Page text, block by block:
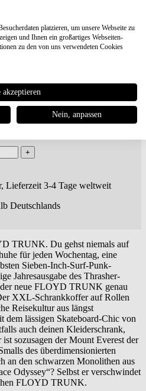
"Bounty
Lieferzeit 3-4 Tage weltweit
Deutschlands
TRUNK. Du gehst niemals auf
für jeden Wochentag, eine
Sieben-Inch-Surf-Punk-
Jahresausgabe des Thrasher-
neue FLOYD TRUNK genau
XXL-Schrankkoffer auf Rollen
Reisekultur aus längst
dem lässigen Skateboard-Chic von
auch deinen Kleiderschrank,
sozusagen der Mount Everest der
des überdimensionierten
an den schwarzen Monolithen aus
Odyssey“? Selbst er verschwindet
FLOYD TRUNK.
platzieren, um unsere Webseite zu
und Ihnen ein großartiges Webseiten-
zu den von uns verwendeten Cookies
Nein, anpassen